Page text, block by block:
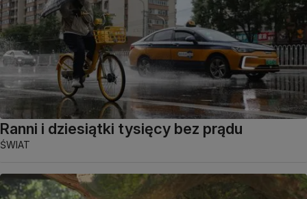
Ranni i dziesiątki tysięcy bez prądu
ŚWIAT